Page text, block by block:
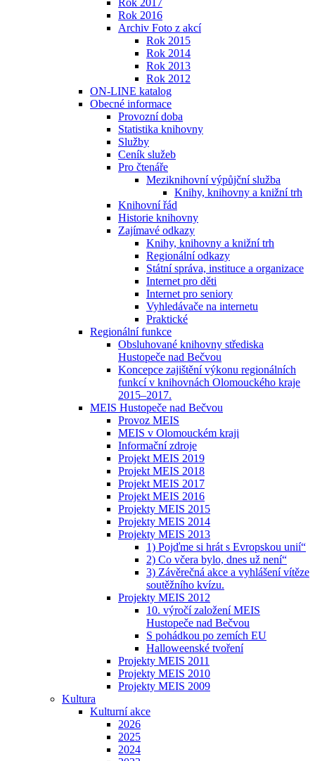
Rok 2017
Rok 2016
Archiv Foto z akcí
Rok 2015
Rok 2014
Rok 2013
Rok 2012
ON-LINE katalog
Obecné informace
Provozní doba
Statistika knihovny
Služby
Ceník služeb
Pro čtenáře
Meziknihovní výpůjční služba
Knihy, knihovny a knižní trh
Knihovní řád
Historie knihovny
Zajímavé odkazy
Knihy, knihovny a knižní trh
Regionální odkazy
Státní správa, instituce a organizace
Internet pro děti
Internet pro seniory
Vyhledávače na internetu
Praktické
Regionální funkce
Obsluhované knihovny střediska
Hustopeče nad Bečvou
Koncepce zajištění výkonu regionálních
funkcí v knihovnách Olomouckého kraje
2015–2017.
MEIS Hustopeče nad Bečvou
Provoz MEIS
MEIS v Olomouckém kraji
Informační zdroje
Projekt MEIS 2019
Projekt MEIS 2018
Projekt MEIS 2017
Projekt MEIS 2016
Projekty MEIS 2015
Projekty MEIS 2014
Projekty MEIS 2013
1) Pojďme si hrát s Evropskou unií“
2) Co včera bylo, dnes už není“
3) Závěrečná akce a vyhlášení vítěze
soutěžního kvízu.
Projekty MEIS 2012
10. výročí založení MEIS
Hustopeče nad Bečvou
S pohádkou po zemích EU
Halloweenské tvoření
Projekty MEIS 2011
Projekty MEIS 2010
Projekty MEIS 2009
Kultura
Kulturní akce
2026
2025
2024